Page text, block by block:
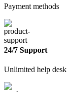
Payment methods
24/7 Support
Unlimited help desk